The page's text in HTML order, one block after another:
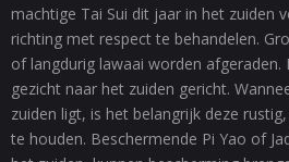
machtige Tai Sui dit jaar in het zuiden
richting met respect te behandelen.
of langdurig lawaai worden
gezicht naar het zuiden gericht.
zuiden ligt, is het belangrijk deze
te houden. Beschermende Pi Yao of